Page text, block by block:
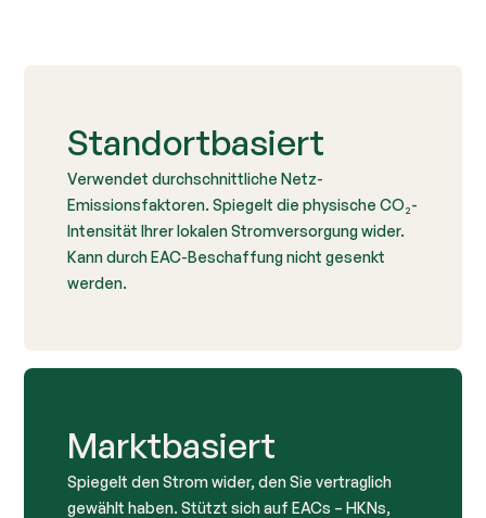
Standortbasiert
Verwendet durchschnittliche Netz-
Emissionsfaktoren. Spiegelt die physische CO₂-
Intensität Ihrer lokalen Stromversorgung wider.
Kann durch EAC-Beschaffung nicht gesenkt
werden.
Marktbasiert
Spiegelt den Strom wider, den Sie vertraglich
gewählt haben. Stützt sich auf EACs – HKNs,